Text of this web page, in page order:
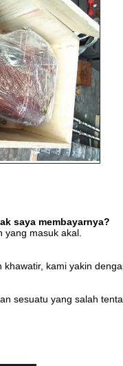
saya membayarnya?
masuk akal.
kami yakin
sesuatu yang salah